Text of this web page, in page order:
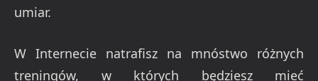
umiar.
W Internecie natrafisz na mnóstwo różnych
treningów, w których będziesz mieć